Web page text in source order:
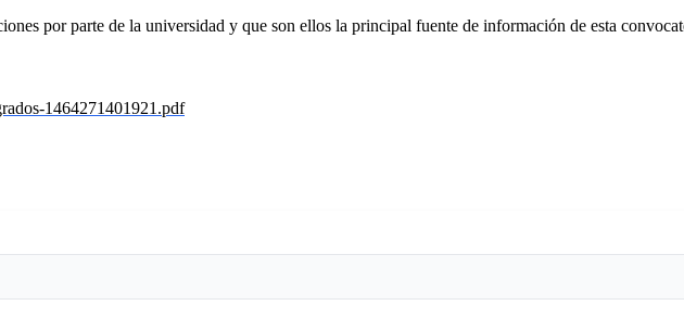
por parte de la universidad y que son ellos la principal fuente de información de esta
1464271401921.pdf